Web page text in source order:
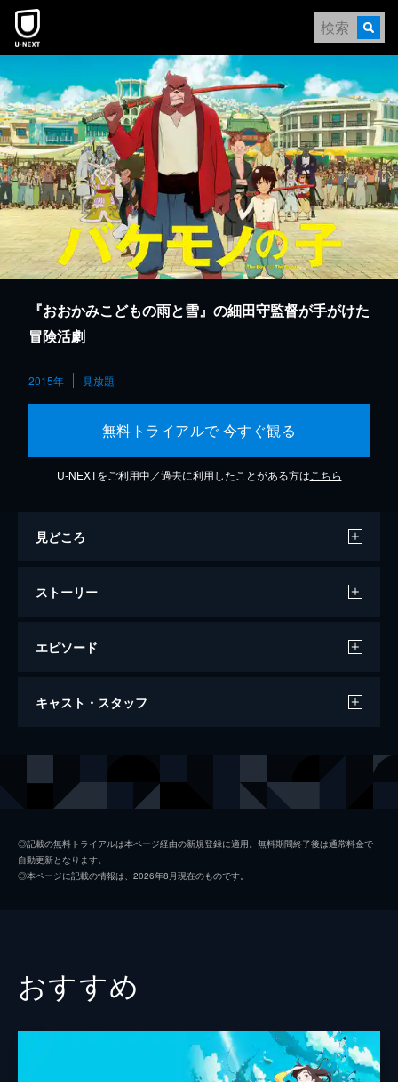
本文へスキップ
『おおかみこどもの雨と雪』の細田守監督が手がけた
冒険活劇
2015年 見放題
無料トライアルで 今すぐ観る
U-NEXTをご利用中／過去に利用したことがある方は こちら
見どころ
ストーリー
エピソード
バケモノの子
キャスト・スタッフ
九太（少年期） 宮崎あおい
九太の母 麻生久美子
一郎彦（少年期） 黒木華
◎記載の無料トライアルは本ページ経由の新規登録に適用。無料期間終了後は通常料金で
自動更新となります。
◎本ページに記載の情報は、2026年8月現在のものです。
おすすめ